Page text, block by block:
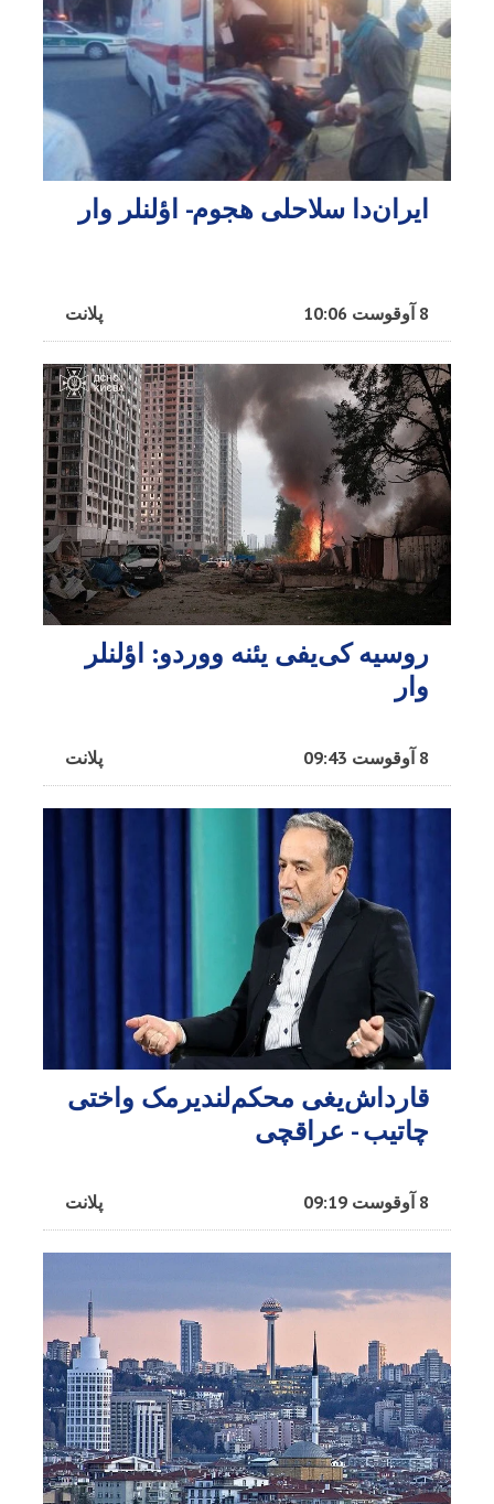
ایران‌دا سلاحلی هجوم- اؤلنلر وار
پلانت 8 آوقوست 10:06
روسیه کی‌یفی یئنه ووردو: اؤلنلر
وار
پلانت 8 آوقوست 09:43
قارداش‌یغی محکم‌لندیرمک واختی
چاتیب - عراقچی
پلانت 8 آوقوست 09:19